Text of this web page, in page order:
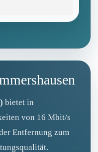
bietet in
von 16 Mbit/s
Entfernung zum